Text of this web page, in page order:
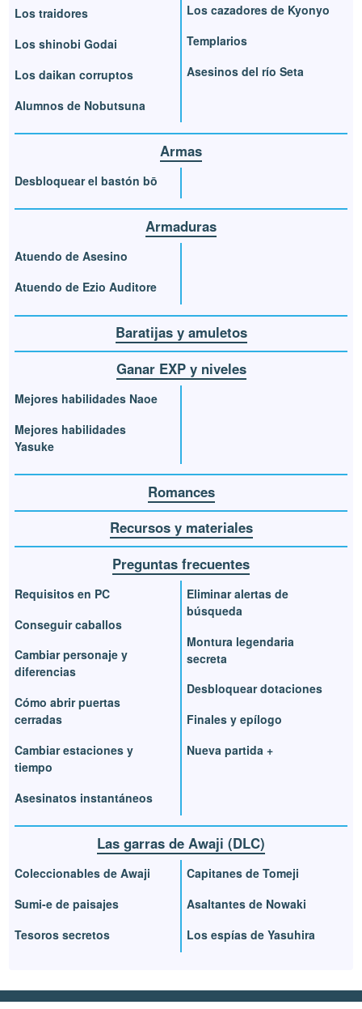
Los traidores
Los shinobi Godai
Los daikan corruptos
Alumnos de Nobutsuna
Los cazadores de Kyonyo
Templarios
Asesinos del río Seta
Armas
Desbloquear el bastón bō
Armaduras
Atuendo de Asesino
Atuendo de Ezio Auditore
Baratijas y amuletos
Ganar EXP y niveles
Mejores habilidades Naoe
Mejores habilidades
Yasuke
Romances
Recursos y materiales
Preguntas frecuentes
Requisitos en PC
Conseguir caballos
Cambiar personaje y
diferencias
Cómo abrir puertas
cerradas
Cambiar estaciones y
tiempo
Asesinatos instantáneos
Eliminar alertas de
búsqueda
Montura legendaria
secreta
Desbloquear dotaciones
Finales y epílogo
Nueva partida +
Las garras de Awaji (DLC)
Coleccionables de Awaji
Sumi-e de paisajes
Tesoros secretos
Capitanes de Tomeji
Asaltantes de Nowaki
Los espías de Yasuhira